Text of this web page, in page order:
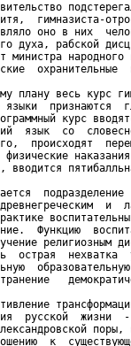
гимназиста-
оно в них
духа, рабской
министра народного
охранительные
плану весь курс
языки  признаются
курс
язык  со
происходят
физические
вводится
и
Функцию
острая
русской  жизни
к